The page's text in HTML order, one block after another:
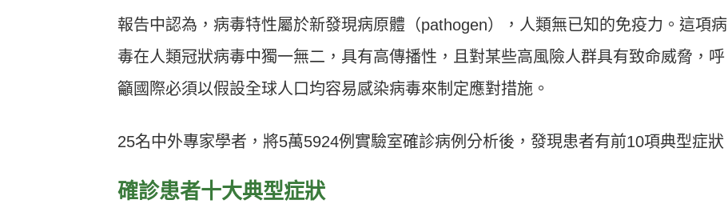
報告中認為，病毒特性屬於新發現病原體（pathogen），人類無已知的免疫力。這項病
毒在人類冠狀病毒中獨一無二，具有高傳播性，且對某些高風險人群具有致命威脅，呼
籲國際必須以假設全球人口均容易感染病毒來制定應對措施。
25名中外專家學者，將5萬5924例實驗室確診病例分析後，發現患者有前10項典型症狀
確診患者十大典型症狀